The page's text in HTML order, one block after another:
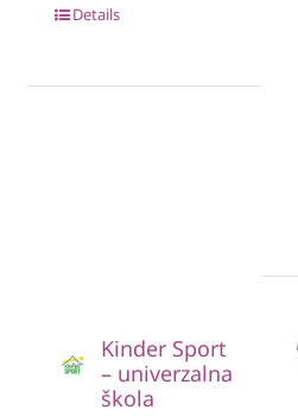
Details
Kinder Sport
– univerzalna
škola